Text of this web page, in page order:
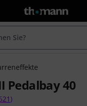
Pedalbay 40
von 5 Sternen aus 621
)